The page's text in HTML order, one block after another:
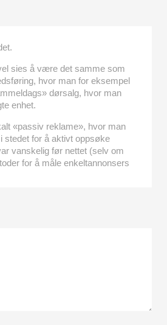
sies å være det samme som
hvor man for eksempel
dørsalg, hvor man
enhet.
«passiv reklame», hvor man
stedet for å aktivt oppsøke
vanskelig før nettet (selv om
for å måle enkeltannonsers